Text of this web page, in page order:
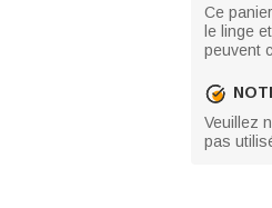
Ce
le linge
peuvent
Veuillez
pas